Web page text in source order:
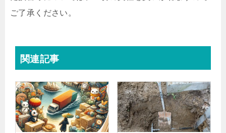
ご了承ください。
関連記事